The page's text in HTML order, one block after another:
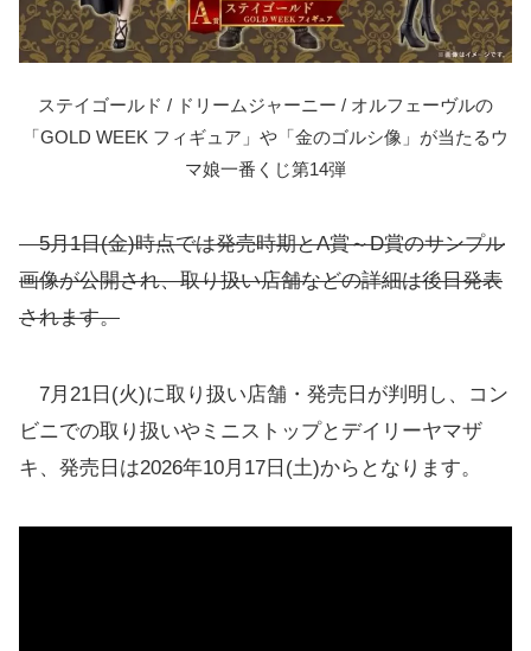
ステイゴールド / ドリームジャーニー / オルフェーヴルの
「GOLD WEEK フィギュア」や「金のゴルシ像」が当たるウ
マ娘一番くじ第14弾
5月1日(金)時点では発売時期とA賞～D賞のサンプル
画像が公開され、取り扱い店舗などの詳細は後日発表
されます。
7月21日(火)に取り扱い店舗・発売日が判明し、コン
ビニでの取り扱いやミニストップとデイリーヤマザ
キ、発売日は2026年10月17日(土)からとなります。